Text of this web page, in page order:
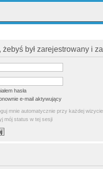
był zarejestrowany i
hasła
e-mail aktywujący
mnie automatycznie przy każdej wizycie
mój status w tej sesji